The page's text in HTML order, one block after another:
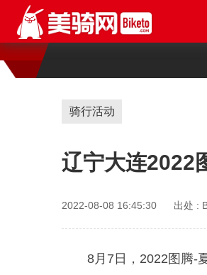
骑行活动
辽宁大连2022
2022-08-08 16:45:30 出处 :
8月7日，2022图腾-